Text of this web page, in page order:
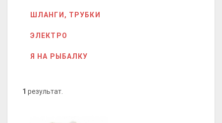
ШЛАНГИ, ТРУБКИ
ЭЛЕКТРО
Я НА РЫБАЛКУ
1 результат.